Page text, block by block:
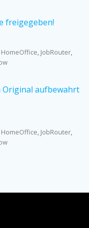
freigegeben!
HomeOffice, JobRouter,
Original aufbewahrt
HomeOffice, JobRouter,